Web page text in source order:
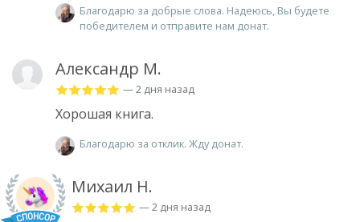
Благодарю за добрые слова. Надеюсь, Вы будете
победителем и отправите нам донат.
Александр М.
— 2 дня назад
Хорошая книга.
Благодарю за отклик. Жду донат.
Михаил Н.
— 2 дня назад